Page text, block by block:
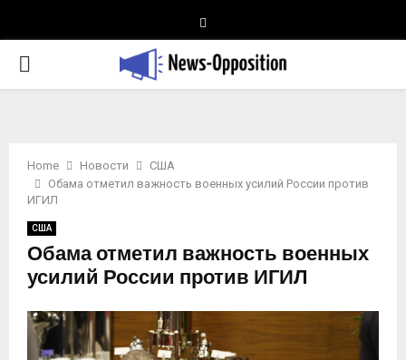
PRIMARY
Home Новости
США
Обама отметил важность военных усилий России против
ИГИЛ
США
Обама отметил важность военных
усилий России против ИГИЛ